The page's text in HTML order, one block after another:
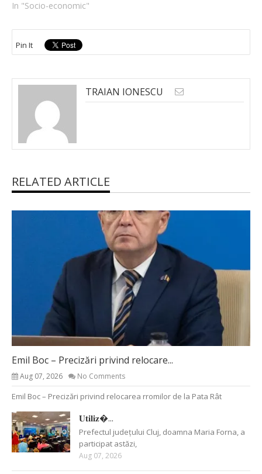
In "Socio-economic"
Pin It
TRAIAN IONESCU
RELATED ARTICLE
Emil Boc – Precizări privind relocare...
Aug 07, 2026 No Comments
Emil Boc – Precizări privind relocarea rromilor de la Pata Rât
𝐔𝐭𝐢𝐥𝐢𝐳�...
Prefectul județului Cluj, doamna Maria Forna, a
participat astăzi,
Aug 07, 2026